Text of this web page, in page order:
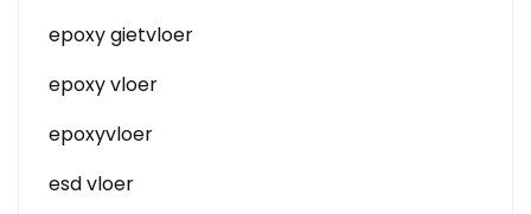
epoxy gietvloer
epoxy vloer
epoxyvloer
esd vloer